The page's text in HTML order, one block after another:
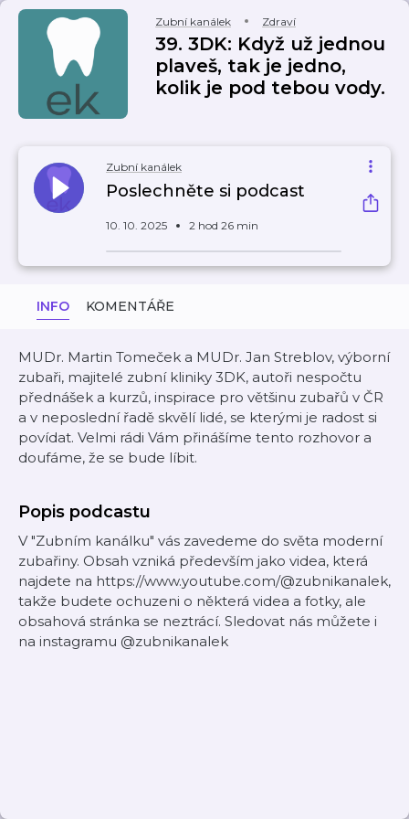
Zubní kanálek Zdraví
39. 3DK: Když už jednou
plaveš, tak je jedno,
kolik je pod tebou vody.
Zubní kanálek
Poslechněte si podcast
10. 10. 2025 2 hod 26 min
INFO KOMENTÁŘE
MUDr. Martin Tomeček a MUDr. Jan Streblov, výborní
zubaři, majitelé zubní kliniky 3DK, autoři nespočtu
přednášek a kurzů, inspirace pro většinu zubařů v ČR
a v neposlední řadě skvělí lidé, se kterými je radost si
povídat. Velmi rádi Vám přinášíme tento rozhovor a
doufáme, že se bude líbit.
Popis podcastu
V "Zubním kanálku" vás zavedeme do světa moderní
zubařiny. Obsah vzniká především jako videa, která
najdete na https://www.youtube.com/@zubnikanalek,
takže budete ochuzeni o některá videa a fotky, ale
obsahová stránka se neztrácí. Sledovat nás můžete i
na instagramu @zubnikanalek